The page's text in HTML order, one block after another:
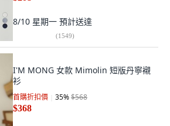
8/10 星期一 預計送達
(1549)
I'M MONG 女款 Mimolin 短版丹寧襯
衫
首購折扣價 35%$568
$368